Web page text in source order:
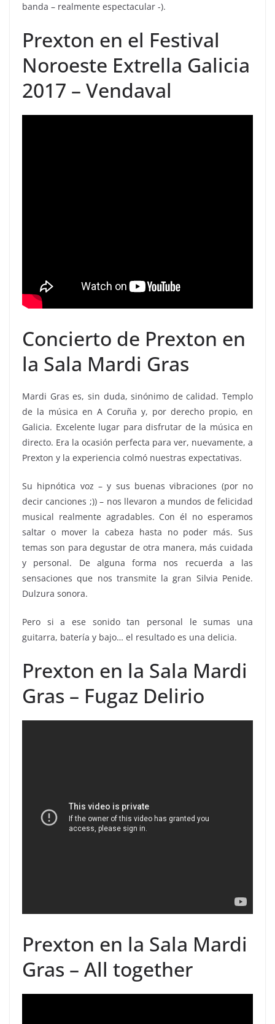
banda – realmente espectacular -).
Prexton en el Festival
Noroeste Extrella Galicia
2017 – Vendaval
Concierto de Prexton en
la Sala Mardi Gras
Mardi Gras es, sin duda, sinónimo de calidad. Templo
de la música en A Coruña y, por derecho propio, en
Galicia. Excelente lugar para disfrutar de la música en
directo. Era la ocasión perfecta para ver, nuevamente, a
Prexton y la experiencia colmó nuestras expectativas.
Su hipnótica voz – y sus buenas vibraciones (por no
decir canciones ;)) – nos llevaron a mundos de felicidad
musical realmente agradables. Con él no esperamos
saltar o mover la cabeza hasta no poder más. Sus
temas son para degustar de otra manera, más cuidada
y personal. De alguna forma nos recuerda a las
sensaciones que nos transmite la gran Silvia Penide.
Dulzura sonora.
Pero si a ese sonido tan personal le sumas una
guitarra, batería y bajo… el resultado es una delicia.
Prexton en la Sala Mardi
Gras – Fugaz Delirio
Prexton en la Sala Mardi
Gras – All together